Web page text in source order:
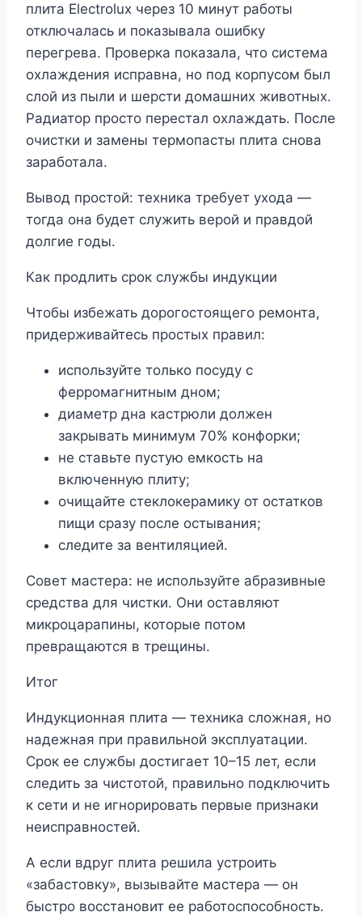
плита Electrolux через 10 минут работы
отключалась и показывала ошибку
перегрева. Проверка показала, что система
охлаждения исправна, но под корпусом был
слой из пыли и шерсти домашних животных.
Радиатор просто перестал охлаждать. После
очистки и замены термопасты плита снова
заработала.
Вывод простой: техника требует ухода ―
тогда она будет служить верой и правдой
долгие годы.
Как продлить срок службы индукции
Чтобы избежать дорогостоящего ремонта,
придерживайтесь простых правил:
используйте только посуду с
ферромагнитным дном;
диаметр дна кастрюли должен
закрывать минимум 70% конфорки;
не ставьте пустую емкость на
включенную плиту;
очищайте стеклокерамику от остатков
пищи сразу после остывания;
следите за вентиляцией.
Совет мастера: не используйте абразивные
средства для чистки. Они оставляют
микроцарапины, которые потом
превращаются в трещины.
Итог
Индукционная плита ― техника сложная, но
надежная при правильной эксплуатации.
Срок ее службы достигает 10–15 лет, если
следить за чистотой, правильно подключить
к сети и не игнорировать первые признаки
неисправностей.
А если вдруг плита решила устроить
«забастовку», вызывайте мастера ― он
быстро восстановит ее работоспособность.